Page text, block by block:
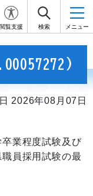
閲覧支援 検索 メニュー
2026年08月07日
業程度試験及び
員採用試験の最